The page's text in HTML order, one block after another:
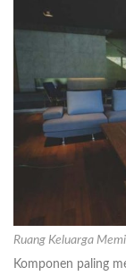
Ruang Keluarga
Komponen paling